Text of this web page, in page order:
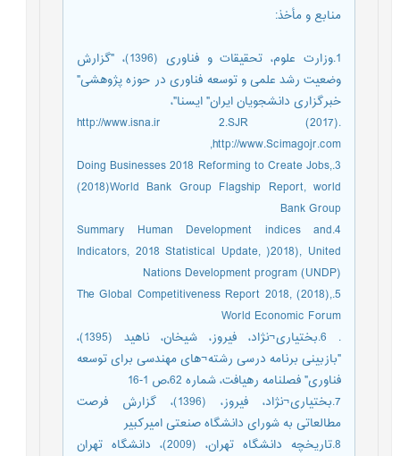
منابع و مأخذ:
1.وزارت علوم، تحقیقات و فناوری (1396)، "گزارش
وضعیت رشد علمی و توسعه فناوری در حوزه پژوهشی"
خبرگزاری دانشجویان ایران" ایسنا"،
http://www.isna.ir 2.SJR (2017).
http://www.Scimagojr.com,
3.Doing Businesses 2018 Reforming to Create Jobs,
(2018)World Bank Group Flagship Report, world
Bank Group
4.Summary Human Development indices and
Indicators, 2018 Statistical Update, )2018), United
Nations Development program (UNDP)
5.The Global Competitiveness Report 2018, (2018),
World Economic Forum
. 6.بختیاری¬نژاد، فیروز، شیخان، ناهید (1395)،
"بازبینی برنامه درسی رشته¬های مهندسی برای توسعه
فناوری" فصلنامه رهیافت، شماره 62،ص 1-16
7.بختیاری¬نژاد، فیروز، (1396)، گزارش فرصت
مطالعاتی به شورای دانشگاه صنعتی امیرکبیر
8.تاریخچه دانشگاه تهران، (2009)، دانشگاه تهران